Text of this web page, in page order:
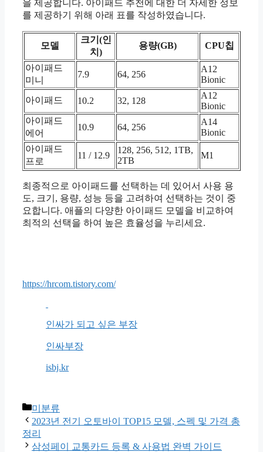
을 제공합니다. 아이패드 추천에 대한 더 자세한 정보
를 제공하기 위해 아래 표를 작성하였습니다.
모델
크기(인
치)
용량(GB) CPU칩
아이패드
미니
7.9 64, 256
A12
Bionic
아이패드 10.2 32, 128
A12
Bionic
아이패드
에어
10.9 64, 256
A14
Bionic
아이패드
프로
11 / 12.9
128, 256, 512, 1TB,
2TB
M1
최종적으로 아이패드를 선택하는 데 있어서 사용 용
도, 크기, 용량, 성능 등을 고려하여 선택하는 것이 중
요합니다. 애플의 다양한 아이패드 모델을 비교하여
최적의 선택을 하여 높은 효율성을 누리세요.
https://hrcom.tistory.com/
인싸가 되고 싶은 부장
인싸부장
isbj.kr
Categories
미분류
2023년 전기 오토바이 TOP15 모델, 스펙 및 가격 총
정리
삼성페이 교통카드 등록 & 사용법 완벽 가이드